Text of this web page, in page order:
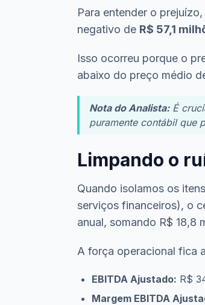
Para entender o
negativo de R$ 57,1
Isso ocorreu porque o
abaixo do preço médio
Nota do Analista:É
puramente contábil que
Limpando o
Quando isolamos os
serviços financeiros), o
anual, somando R$ 18,8
A força operacional fica
EBITDA Ajustado: R$
Margem EBITDA